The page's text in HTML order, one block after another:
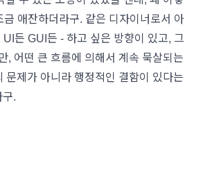
애잔하더라구. 같은 디자이너로서 아
UI든 GUI든 - 하고 싶은 방향이 있고, 그
, 어떤 큰 흐름에 의해서 계속 묵살되는
문제가 아니라 행정적인 결함이 있다는
구.